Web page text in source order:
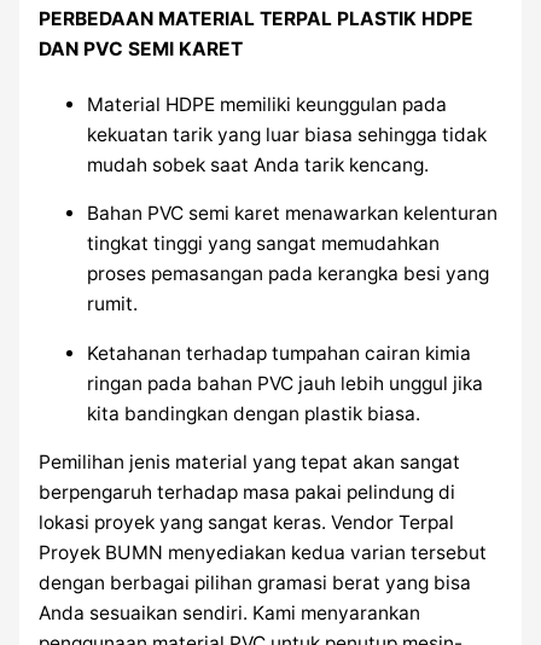
PERBEDAAN MATERIAL TERPAL PLASTIK HDPE
DAN PVC SEMI KARET
Material HDPE memiliki keunggulan pada
kekuatan tarik yang luar biasa sehingga tidak
mudah sobek saat Anda tarik kencang.
Bahan PVC semi karet menawarkan kelenturan
tingkat tinggi yang sangat memudahkan
proses pemasangan pada kerangka besi yang
rumit.
Ketahanan terhadap tumpahan cairan kimia
ringan pada bahan PVC jauh lebih unggul jika
kita bandingkan dengan plastik biasa.
Pemilihan jenis material yang tepat akan sangat
berpengaruh terhadap masa pakai pelindung di
lokasi proyek yang sangat keras. Vendor Terpal
Proyek BUMN menyediakan kedua varian tersebut
dengan berbagai pilihan gramasi berat yang bisa
Anda sesuaikan sendiri. Kami menyarankan